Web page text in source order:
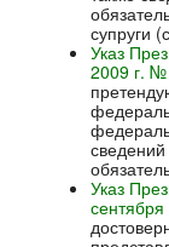
супруги
Указ
2009 г.
Указ